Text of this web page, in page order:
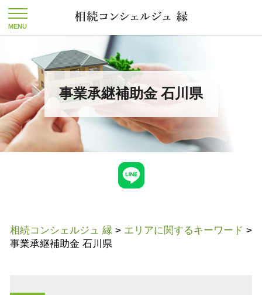
事業承継補助金 石川県
相続コンシェルジュ 縁 > エリアに関するキーワード >
事業承継補助金 石川県